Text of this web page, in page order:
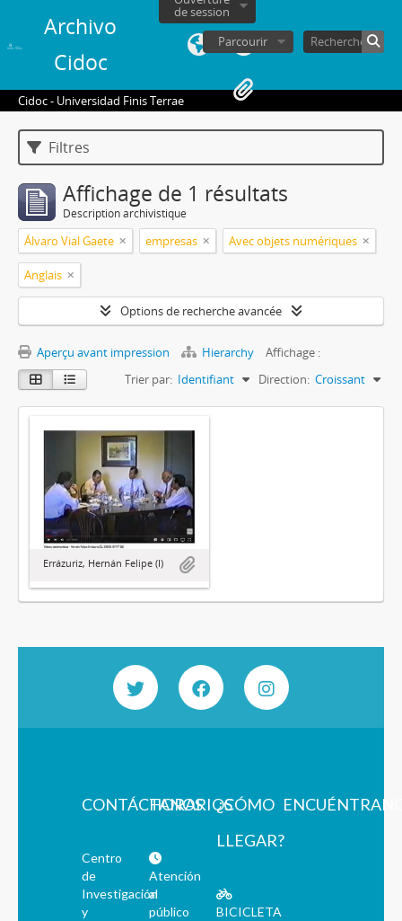
Archivo
Cidoc
de session
Parcourir
Cidoc - Universidad Finis Terrae
Filtres
Affichage de 1 résultats
Description archivistique
Álvaro Vial Gaete empresas Avec objets numériques
Anglais
Options de recherche avancée
Aperçu avant impression Hierarchy
Affichage :
Trier par: Identifiant Direction: Croissant
Errázuriz, Hernán Felipe (I)
CONTÁCTANOS
Centro
de
Investigación
y
HORARIOS
Atención
al
público
¿CÓMO
LLEGAR?
BICICLETA